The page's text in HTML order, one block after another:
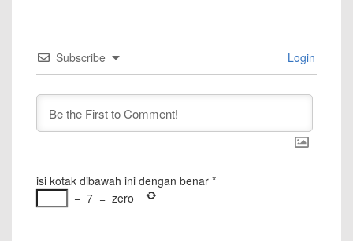
Subscribe Login
isi kotak dibawah ini dengan benar *
− 7 = zero